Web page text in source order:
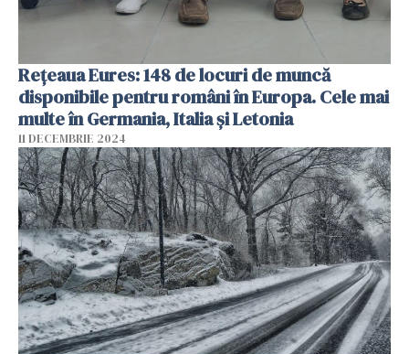
Rețeaua Eures: 148 de locuri de muncă
disponibile pentru români în Europa. Cele mai
multe în Germania, Italia și Letonia
11 DECEMBRIE 2024